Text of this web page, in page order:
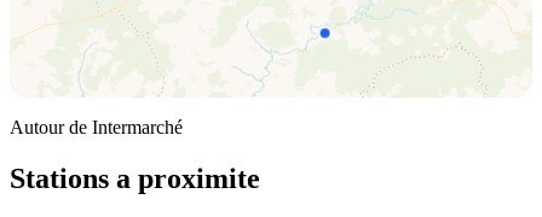
Autour de Intermarché
Stations a proximite